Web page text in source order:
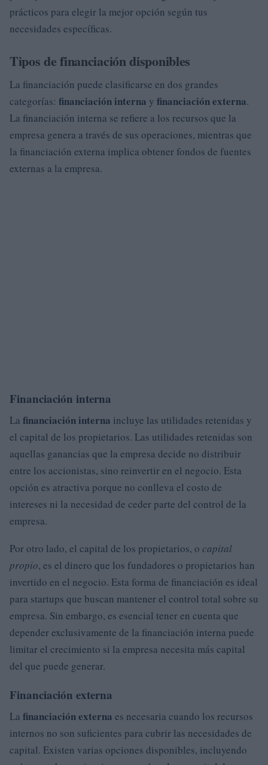
prácticos para elegir la mejor opción según tus
necesidades específicas.
Tipos de financiación disponibles
La financiación puede clasificarse en dos grandes
categorías: financiación interna y financiación externa.
La financiación interna se refiere a los recursos que la
empresa genera a través de sus operaciones, mientras que
la financiación externa implica obtener fondos de fuentes
externas a la empresa.
Financiación interna
La financiación interna incluye las utilidades retenidas y
el capital de los propietarios. Las utilidades retenidas son
aquellas ganancias que la empresa decide no distribuir
entre los accionistas, sino reinvertir en el negocio. Esta
opción es atractiva porque no conlleva el costo de
intereses ni la necesidad de ceder parte del control de la
empresa.
Por otro lado, el capital de los propietarios, o capital
propio, es el dinero que los fundadores o propietarios han
invertido en el negocio. Esta forma de financiación es ideal
para startups que buscan mantener el control total sobre su
empresa. Sin embargo, es esencial tener en cuenta que
depender exclusivamente de la financiación interna puede
limitar el crecimiento si la empresa necesita más capital
del que puede generar.
Financiación externa
La financiación externa es necesaria cuando los recursos
internos no son suficientes para cubrir las necesidades de
capital. Existen varias opciones disponibles, incluyendo